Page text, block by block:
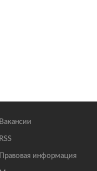
Вакансии
RSS
Правовая информация